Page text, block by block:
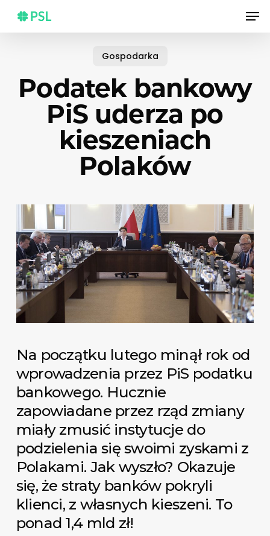
main
Gospodarka
Podatek bankowy
PiS uderza po
kieszeniach
Polaków
Na początku lutego minął rok od
wprowadzenia przez PiS podatku
bankowego. Hucznie
zapowiadane przez rząd zmiany
miały zmusić instytucje do
podzielenia się swoimi zyskami z
Polakami. Jak wyszło? Okazuje
się, że straty banków pokryli
klienci, z własnych kieszeni. To
ponad 1,4 mld zł!